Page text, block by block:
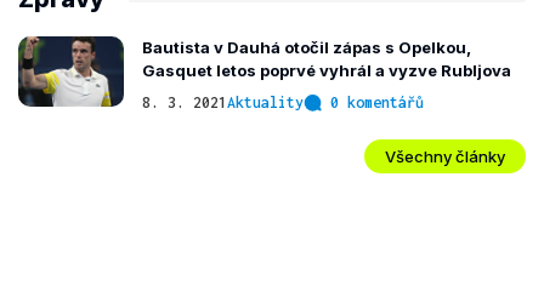
Bautista v Dauhá otočil zápas s Opelkou,
Gasquet letos poprvé vyhrál a vyzve Rubljova
8. 3. 2021Aktuality 0 komentářů
Všechny články